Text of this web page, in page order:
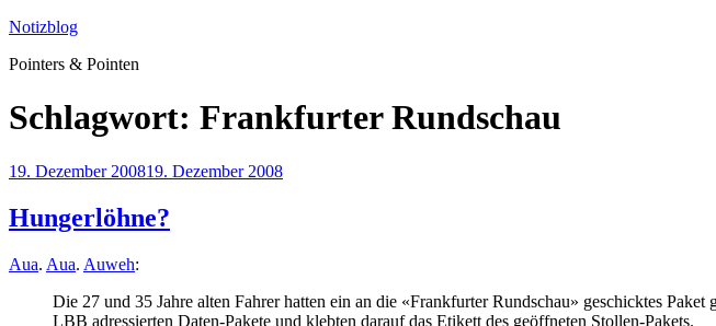
Zum
springen
Notizblog
Pointers & Pointen
Schlagwort: Frankfurter Rundschau
Veröffentlicht
19. Dezember 200819. Dezember 2008
Hungerlöhne?
Aua. Aua. Auweh:
Die 27 und 35 Jahre alten Fahrer hatten ein an die «Frankfurter Rundschau» geschicktes
LBB adressierten Daten-Pakete und klebten darauf das Etikett des geöffneten Stollen-Pakets.